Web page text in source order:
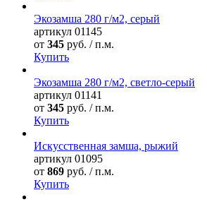
Экозамша 280 г/м2, серый
артикул 01145
от 345 руб. / п.м.
Купить
Экозамша 280 г/м2, светло-серый
артикул 01141
от 345 руб. / п.м.
Купить
Искусственная замша, рыжий
артикул 01095
от 869 руб. / п.м.
Купить